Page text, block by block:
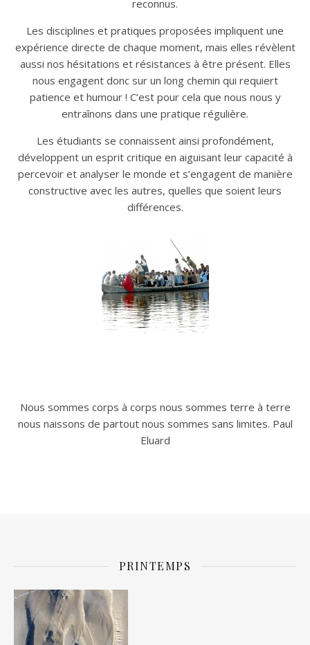
reconnus.
Les disciplines et pratiques proposées impliquent une
expérience directe de chaque moment, mais elles révèlent
aussi nos hésitations et résistances à être présent. Elles
nous engagent donc sur un long chemin qui requiert
patience et humour ! C’est pour cela que nous nous y
entraînons dans une pratique régulière.
Les étudiants se connaissent ainsi profondément,
développent un esprit critique en aiguisant leur capacité à
percevoir et analyser le monde et s’engagent de manière
constructive avec les autres, quelles que soient leurs
différences.
Nous sommes corps à corps nous sommes terre à terre
nous naissons de partout nous sommes sans limites. Paul
Eluard
PRINTEMPS